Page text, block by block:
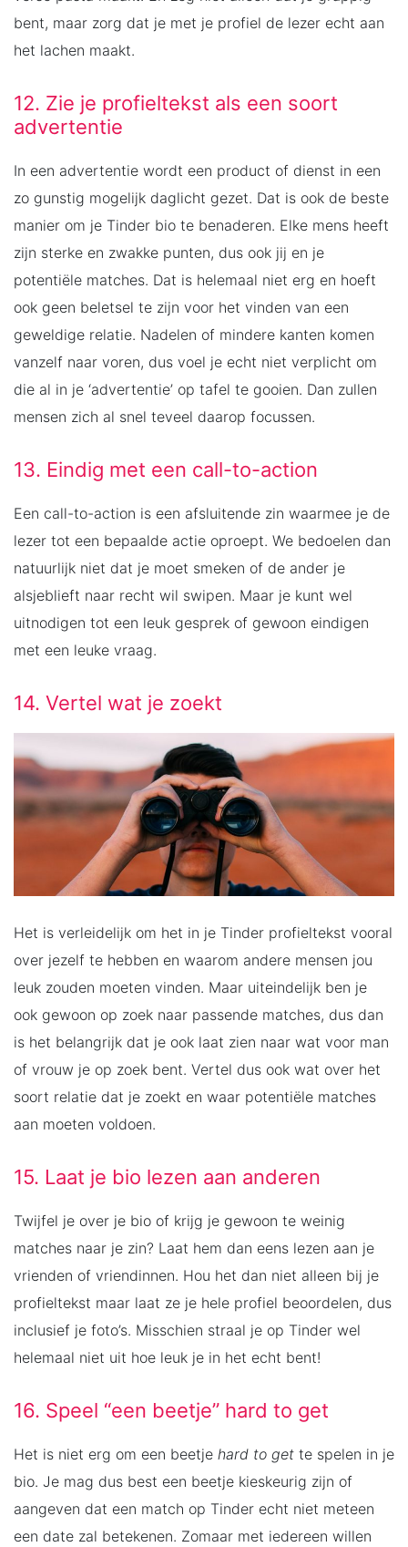
bent, maar zorg dat je met je profiel de lezer echt aan
het lachen maakt.
12. Zie je profieltekst als een soort
advertentie
In een advertentie wordt een product of dienst in een
zo gunstig mogelijk daglicht gezet. Dat is ook de beste
manier om je Tinder bio te benaderen. Elke mens heeft
zijn sterke en zwakke punten, dus ook jij en je
potentiële matches. Dat is helemaal niet erg en hoeft
ook geen beletsel te zijn voor het vinden van een
geweldige relatie. Nadelen of mindere kanten komen
vanzelf naar voren, dus voel je echt niet verplicht om
die al in je ‘advertentie’ op tafel te gooien. Dan zullen
mensen zich al snel teveel daarop focussen.
13. Eindig met een call-to-action
Een call-to-action is een afsluitende zin waarmee je de
lezer tot een bepaalde actie oproept. We bedoelen dan
natuurlijk niet dat je moet smeken of de ander je
alsjeblieft naar recht wil swipen. Maar je kunt wel
uitnodigen tot een leuk gesprek of gewoon eindigen
met een leuke vraag.
14. Vertel wat je zoekt
Het is verleidelijk om het in je Tinder profieltekst vooral
over jezelf te hebben en waarom andere mensen jou
leuk zouden moeten vinden. Maar uiteindelijk ben je
ook gewoon op zoek naar passende matches, dus dan
is het belangrijk dat je ook laat zien naar wat voor man
of vrouw je op zoek bent. Vertel dus ook wat over het
soort relatie dat je zoekt en waar potentiële matches
aan moeten voldoen.
15. Laat je bio lezen aan anderen
Twijfel je over je bio of krijg je gewoon te weinig
matches naar je zin? Laat hem dan eens lezen aan je
vrienden of vriendinnen. Hou het dan niet alleen bij je
profieltekst maar laat ze je hele profiel beoordelen, dus
inclusief je foto’s. Misschien straal je op Tinder wel
helemaal niet uit hoe leuk je in het echt bent!
16. Speel “een beetje” hard to get
Het is niet erg om een beetje hard to get te spelen in je
bio. Je mag dus best een beetje kieskeurig zijn of
aangeven dat een match op Tinder echt niet meteen
een date zal betekenen. Zomaar met iedereen willen